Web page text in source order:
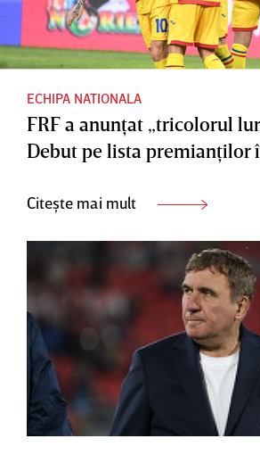
ECHIPA NATIONALA
FRF a anunţat „tricolorul
Debut pe lista premianţilor
Citește mai mult